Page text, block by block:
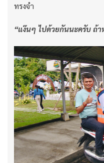
ทรงจำ
“แง๊นๆ ไปด้วยกันนะครับ ถ้า